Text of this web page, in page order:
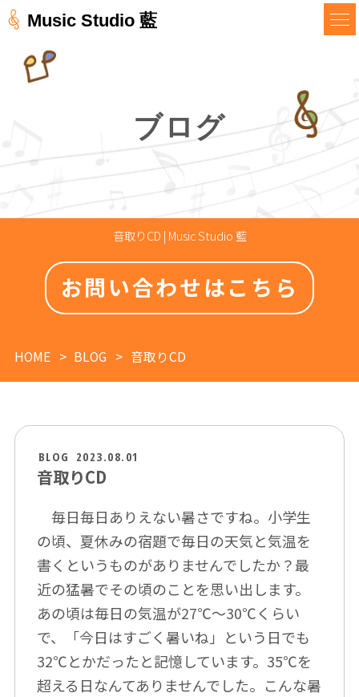
Music Studio 藍
ブログ
音取りCD | Music Studio 藍
お問い合わせはこちら
HOME BLOG 音取りCD
BLOG 2023.08.01
音取りCD
毎日毎日ありえない暑さですね。小学生
の頃、夏休みの宿題で毎日の天気と気温を
書くというものがありませんでしたか？最
近の猛暑でその頃のことを思い出します。
あの頃は毎日の気温が27℃～30℃くらい
で、「今日はすごく暑いね」という日でも
32℃とかだったと記憶しています。35℃を
超える日なんてありませんでした。こんな暑